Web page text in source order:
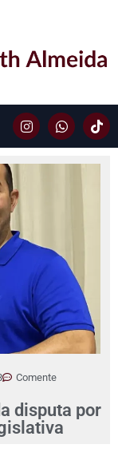
Comente
disputa por